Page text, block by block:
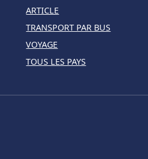
ARTICLE
TRANSPORT PAR BUS
VOYAGE
TOUS LES PAYS